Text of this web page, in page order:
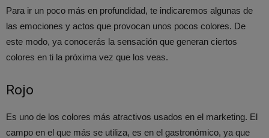
Para ir un poco más en profundidad, te indicaremos algunas de
las emociones y actos que provocan unos pocos colores. De
este modo, ya conocerás la sensación que generan ciertos
colores en ti la próxima vez que los veas.
Rojo
Es uno de los colores más atractivos usados en el marketing. El
campo en el que más se utiliza, es en el gastronómico, ya que